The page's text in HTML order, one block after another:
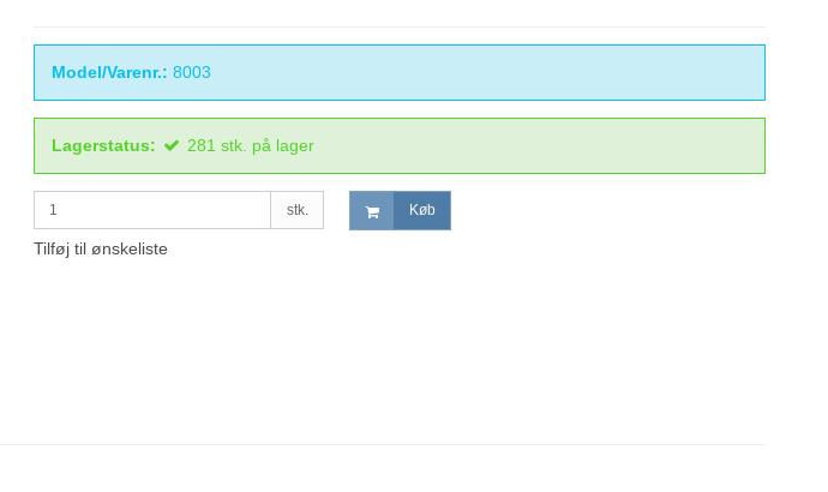
Model/Varenr.: 8003
Lagerstatus: 281 stk. på lager
stk. Køb
Tilføj til ønskeliste